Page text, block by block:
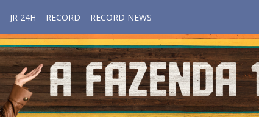
JR 24H RECORD RECORD NEWS